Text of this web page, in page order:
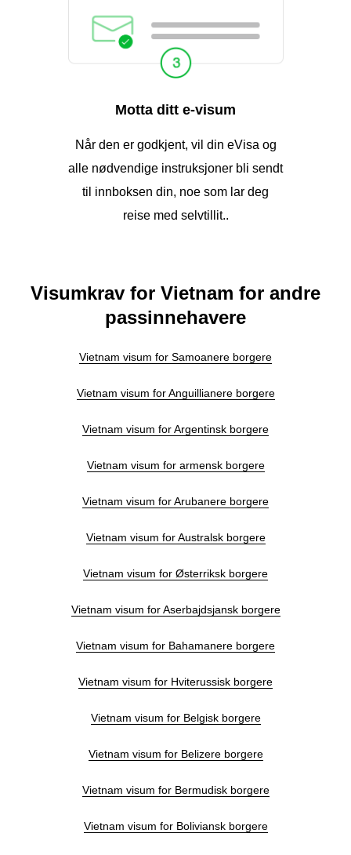
Motta ditt e-visum
Når den er godkjent, vil din eVisa og
alle nødvendige instruksjoner bli sendt
til innboksen din, noe som lar deg
reise med selvtillit..
Visumkrav for Vietnam for andre
passinnehavere
Vietnam visum for Samoanere borgere
Vietnam visum for Anguillianere borgere
Vietnam visum for Argentinsk borgere
Vietnam visum for armensk borgere
Vietnam visum for Arubanere borgere
Vietnam visum for Australsk borgere
Vietnam visum for Østerriksk borgere
Vietnam visum for Aserbajdsjansk borgere
Vietnam visum for Bahamanere borgere
Vietnam visum for Hviterussisk borgere
Vietnam visum for Belgisk borgere
Vietnam visum for Belizere borgere
Vietnam visum for Bermudisk borgere
Vietnam visum for Boliviansk borgere